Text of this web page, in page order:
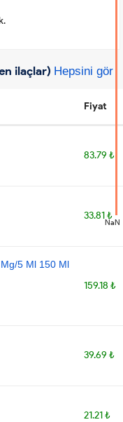
ilaçlar) Hepsini gör
Fiyat
83.79 ₺
33.81 ₺
5 Ml 150 Ml
159.18 ₺
39.69 ₺
21.21 ₺
NaN